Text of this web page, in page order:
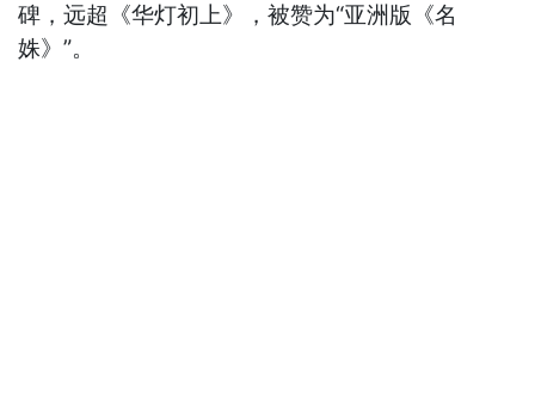
碑，远超《华灯初上》，被赞为“亚洲版《名
姝》”。